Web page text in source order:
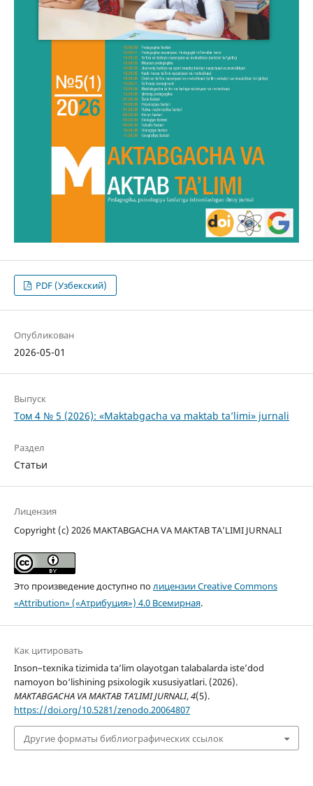
PDF (Узбекский)
Опубликован
2026-05-01
Выпуск
Том 4 № 5 (2026): «Maktabgacha va maktab ta’limi» jurnali
Раздел
Статьи
Лицензия
Copyright (c) 2026 MAKTABGACHA VA MAKTAB TA’LIMI JURNALI
Это произведение доступно полицензии Creative Commons
«Attribution» («Атрибуция») 4.0 Всемирная.
Как цитировать
Inson–texnika tizimida ta’lim olayotgan talabalarda iste’dod
namoyon bo‘lishining psixologik xususiyatlari. (2026).
MAKTABGACHA VA MAKTAB TA’LIMI JURNALI,4(5).
https://doi.org/10.5281/zenodo.20064807
Другие форматы библиографических ссылок